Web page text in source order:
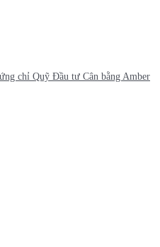
chỉ Quỹ Đầu tư Cân bằng Amber